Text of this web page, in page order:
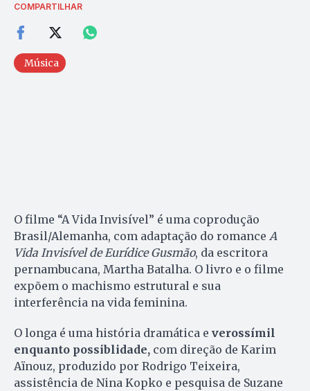
COMPARTILHAR
Música
O filme “A Vida Invisível” é uma coprodução
Brasil/Alemanha, com adaptação do romance A
Vida Invisível de Eurídice Gusmão, da escritora
pernambucana, Martha Batalha. O livro e o filme
expõem o machismo estrutural e sua
interferência na vida feminina.
O longa é uma história dramática e verossímil
enquanto possiblidade, com direção de Karim
Aïnouz, produzido por Rodrigo Teixeira,
assistência de Nina Kopko e pesquisa de Suzane